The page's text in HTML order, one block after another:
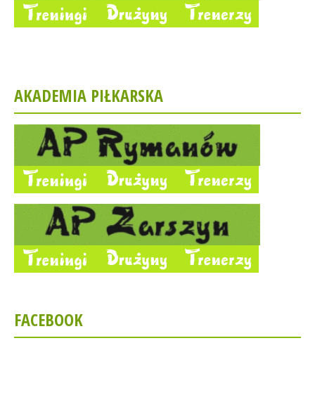
AKADEMIA PIŁKARSKA
FACEBOOK